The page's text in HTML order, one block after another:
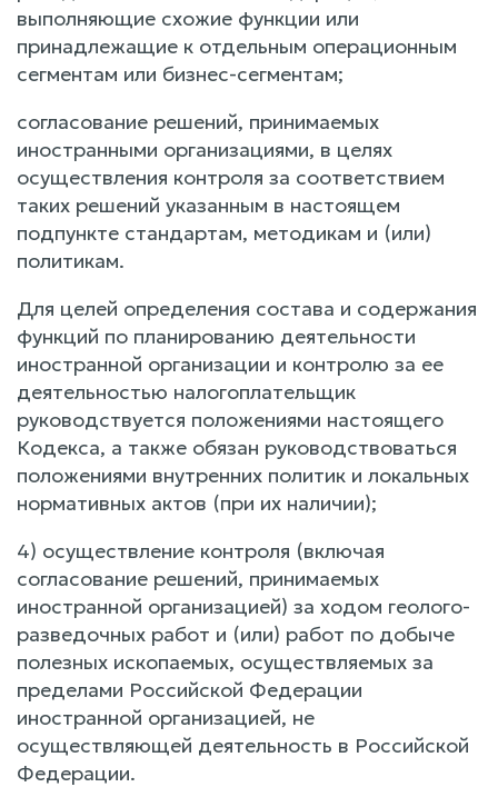
выполняющие схожие функции или
принадлежащие к отдельным операционным
сегментам или бизнес-сегментам;
согласование решений, принимаемых
иностранными организациями, в целях
осуществления контроля за соответствием
таких решений указанным в настоящем
подпункте стандартам, методикам и (или)
политикам.
Для целей определения состава и содержания
функций по планированию деятельности
иностранной организации и контролю за ее
деятельностью налогоплательщик
руководствуется положениями настоящего
Кодекса, а также обязан руководствоваться
положениями внутренних политик и локальных
нормативных актов (при их наличии);
4) осуществление контроля (включая
согласование решений, принимаемых
иностранной организацией) за ходом геолого-
разведочных работ и (или) работ по добыче
полезных ископаемых, осуществляемых за
пределами Российской Федерации
иностранной организацией, не
осуществляющей деятельность в Российской
Федерации.